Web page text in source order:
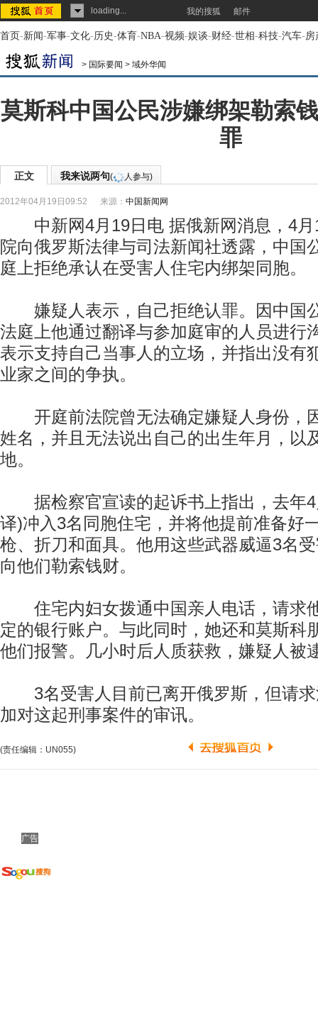
loading... 我的搜狐 邮件
首页-新闻-军事-文化-历史-体育-NBA-视频-娱谈-财经-世相-科技-汽车-房
> 国际要闻 > 域外华闻
莫斯科中国公民涉嫌绑架勒索
罪
正文 我来说两句( 人参与)
2012年04月19日09:52 来源： 中国新闻网
中新网4月19日电 据俄新网消息，4月
院向俄罗斯法律与司法新闻社透露，中国
庭上拒绝承认在受害人住宅内绑架同胞。
嫌疑人表示，自己拒绝认罪。因中国
法庭上他通过翻译与参加庭审的人员进行
表示支持自己当事人的立场，并指出没有
业家之间的争执。
开庭前法院曾无法确定嫌疑人身份，
姓名，并且无法说出自己的出生年月，以
地。
据检察官宣读的起诉书上指出，去年4
译)冲入3名同胞住宅，并将他提前准备好
枪、折刀和面具。他用这些武器威逼3名
向他们勒索钱财。
住宅内妇女拨通中国亲人电话，请求
定的银行账户。与此同时，她还和莫斯科
他们报警。几小时后人质获救，嫌疑人被
3名受害人目前已离开俄罗斯，但请求
加对这起刑事案件的审讯。
(责任编辑：UN055)
广告